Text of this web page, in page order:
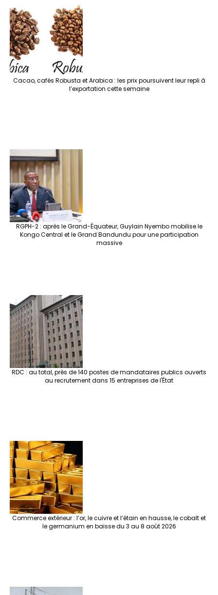
Cacao, cafés Robusta et Arabica : les prix poursuivent leur repli à
l’exportation cette semaine
RGPH-2 : après le Grand-Équateur, Guylain Nyembo mobilise le
Kongo Central et le Grand Bandundu pour une participation
massive
RDC : au total, près de 140 postes de mandataires publics ouverts
au recrutement dans 15 entreprises de l'État
Commerce extérieur : l’or, le cuivre et l’étain en hausse, le cobalt et
le germanium en baisse du 3 au 8 août 2026